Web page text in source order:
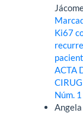
Ki67
ACTA
Núm.